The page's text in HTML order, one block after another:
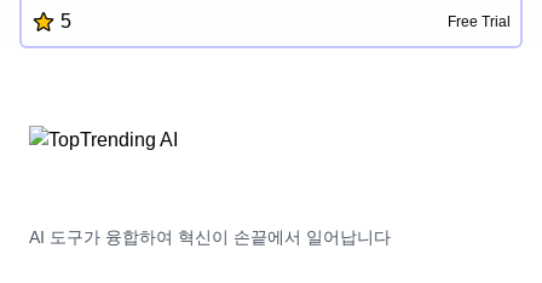
다. 재미있고 쉽게 개발할 수 있도록 도와 개발자들이 성공적인
제품을 만들고 AI와 블록체인 개발 분야의 잠재력을 발휘할 수
5 Free Trial
AI 도구가 융합하여 혁신이 손끝에서 일어납니다